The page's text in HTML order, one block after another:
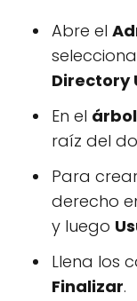
Abre el
selecciona
Directory
En el
raíz del
Para
derecho
y luego
Llena los
Finalizar.